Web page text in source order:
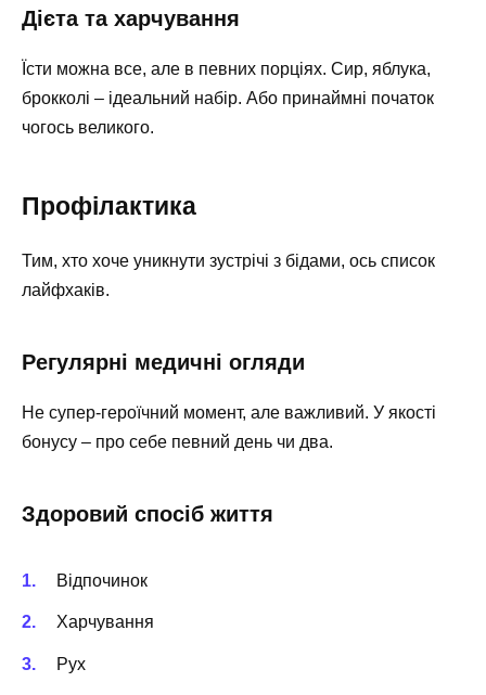
Дієта та харчування
Їсти можна все, але в певних порціях. Сир, яблука,
брокколі – ідеальний набір. Або принаймні початок
чогось великого.
Профілактика
Тим, хто хоче уникнути зустрічі з бідами, ось список
лайфхаків.
Регулярні медичні огляди
Не супер-героїчний момент, але важливий. У якості
бонусу – про себе певний день чи два.
Здоровий спосіб життя
Відпочинок
Харчування
Рух